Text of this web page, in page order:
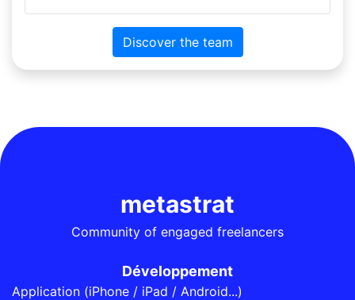
Discover the team
metastrat
Community of engaged freelancers
Développement
Application (iPhone / iPad / Android...)